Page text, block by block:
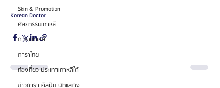
Skin & Promotion
ศัลยกรรมเกาหลี
ดาราเกาหลี
ดาราไทย
ท่องเที่ยว ประเทศเกาหลีใต้
ข่าวดารา ศิลปิน นักแสดง
Korean Doctor